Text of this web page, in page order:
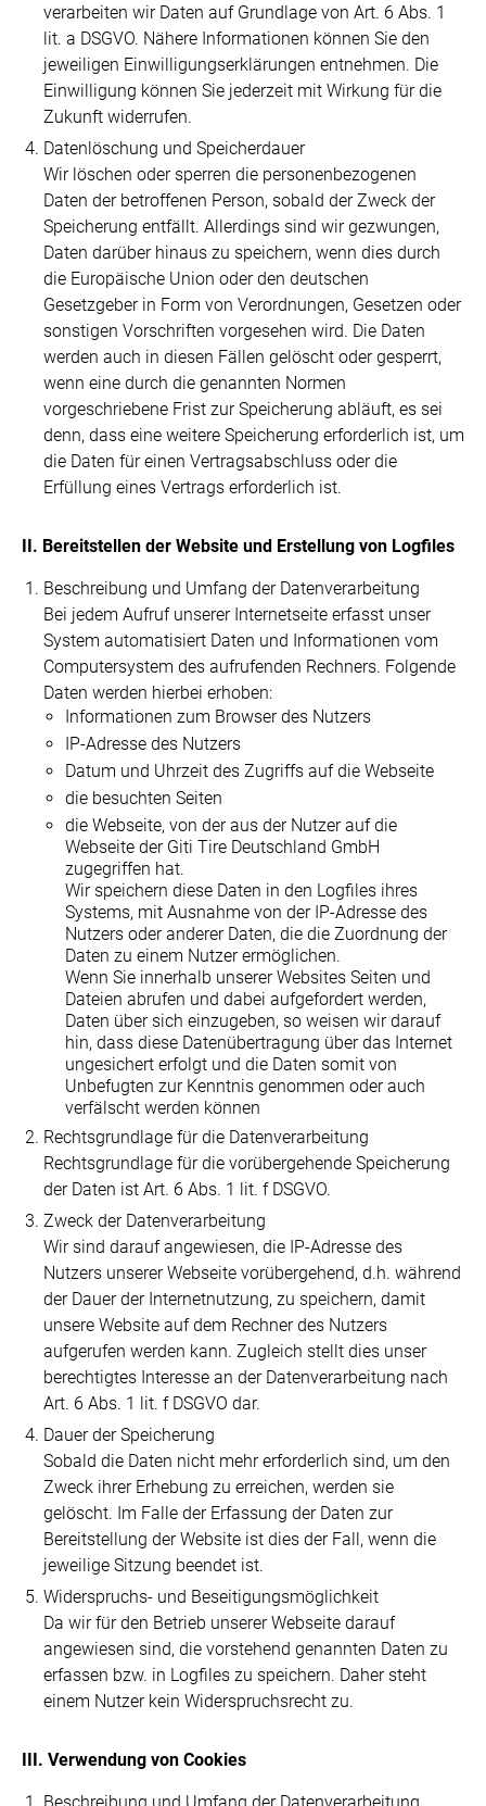
verarbeiten wir Daten auf Grundlage von Art. 6 Abs. 1
lit. a DSGVO. Nähere Informationen können Sie den
jeweiligen Einwilligungserklärungen entnehmen. Die
Einwilligung können Sie jederzeit mit Wirkung für die
Zukunft widerrufen.
Datenlöschung und Speicherdauer
Wir löschen oder sperren die personenbezogenen
Daten der betroffenen Person, sobald der Zweck der
Speicherung entfällt. Allerdings sind wir gezwungen,
Daten darüber hinaus zu speichern, wenn dies durch
die Europäische Union oder den deutschen
Gesetzgeber in Form von Verordnungen, Gesetzen oder
sonstigen Vorschriften vorgesehen wird. Die Daten
werden auch in diesen Fällen gelöscht oder gesperrt,
wenn eine durch die genannten Normen
vorgeschriebene Frist zur Speicherung abläuft, es sei
denn, dass eine weitere Speicherung erforderlich ist, um
die Daten für einen Vertragsabschluss oder die
Erfüllung eines Vertrags erforderlich ist.
II. Bereitstellen der Website und Erstellung von Logfiles
Beschreibung und Umfang der Datenverarbeitung
Bei jedem Aufruf unserer Internetseite erfasst unser
System automatisiert Daten und Informationen vom
Computersystem des aufrufenden Rechners. Folgende
Daten werden hierbei erhoben:
Informationen zum Browser des Nutzers
IP-Adresse des Nutzers
Datum und Uhrzeit des Zugriffs auf die Webseite
die besuchten Seiten
die Webseite, von der aus der Nutzer auf die
Webseite der Giti Tire Deutschland GmbH
zugegriffen hat.
Wir speichern diese Daten in den Logfiles ihres
Systems, mit Ausnahme von der IP-Adresse des
Nutzers oder anderer Daten, die die Zuordnung der
Daten zu einem Nutzer ermöglichen.
Wenn Sie innerhalb unserer Websites Seiten und
Dateien abrufen und dabei aufgefordert werden,
Daten über sich einzugeben, so weisen wir darauf
hin, dass diese Datenübertragung über das Internet
ungesichert erfolgt und die Daten somit von
Unbefugten zur Kenntnis genommen oder auch
verfälscht werden können
Rechtsgrundlage für die Datenverarbeitung
Rechtsgrundlage für die vorübergehende Speicherung
der Daten ist Art. 6 Abs. 1 lit. f DSGVO.
Zweck der Datenverarbeitung
Wir sind darauf angewiesen, die IP-Adresse des
Nutzers unserer Webseite vorübergehend, d.h. während
der Dauer der Internetnutzung, zu speichern, damit
unsere Website auf dem Rechner des Nutzers
aufgerufen werden kann. Zugleich stellt dies unser
berechtigtes Interesse an der Datenverarbeitung nach
Art. 6 Abs. 1 lit. f DSGVO dar.
Dauer der Speicherung
Sobald die Daten nicht mehr erforderlich sind, um den
Zweck ihrer Erhebung zu erreichen, werden sie
gelöscht. Im Falle der Erfassung der Daten zur
Bereitstellung der Website ist dies der Fall, wenn die
jeweilige Sitzung beendet ist.
Widerspruchs- und Beseitigungsmöglichkeit
Da wir für den Betrieb unserer Webseite darauf
angewiesen sind, die vorstehend genannten Daten zu
erfassen bzw. in Logfiles zu speichern. Daher steht
einem Nutzer kein Widerspruchsrecht zu.
III. Verwendung von Cookies
Beschreibung und Umfang der Datenverarbeitung